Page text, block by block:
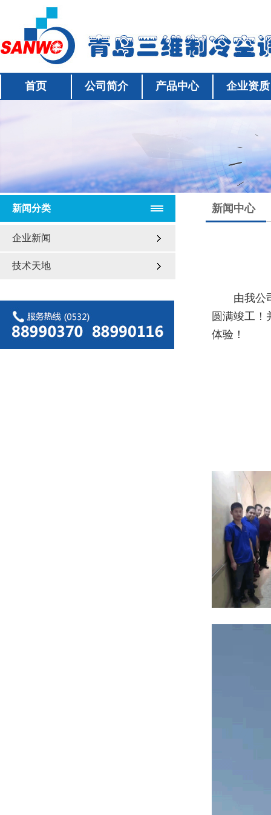
首页 公司简介 产品中心 企业资质
新闻分类
企业新闻
技术天地
新闻中心
由我公司
圆满竣工
体验！